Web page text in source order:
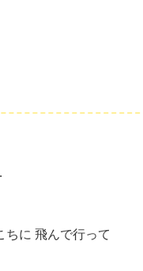
に 飛んで行って